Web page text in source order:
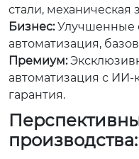
стали, механическая
Бизнес:Улучшенные
автоматизация,
Премиум:
автоматизация с
гарантия.